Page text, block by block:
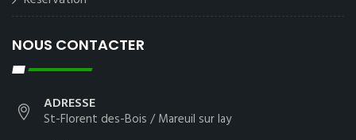
NOUS CONTACTER
ADRESSE
St-Florent des-Bois / Mareuil sur lay